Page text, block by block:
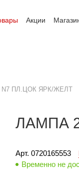
Акции
N7 ПЛ.ЦОК ЯРК/ЖЕЛТ
ЛАМПА
Арт. 0720165553
Временно не